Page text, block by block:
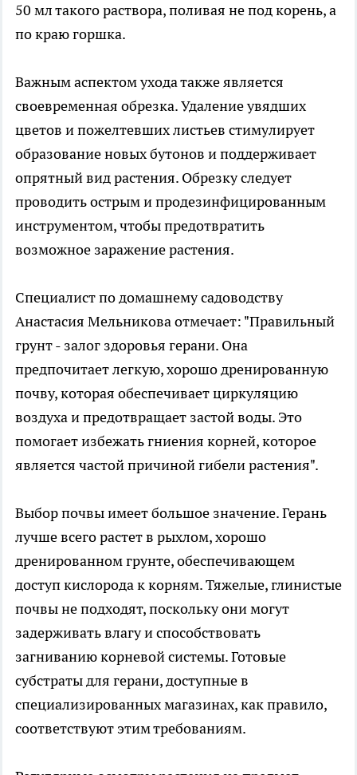
50 мл такого раствора, поливая не под корень, а
по краю горшка.
Важным аспектом ухода также является
своевременная обрезка. Удаление увядших
цветов и пожелтевших листьев стимулирует
образование новых бутонов и поддерживает
опрятный вид растения. Обрезку следует
проводить острым и продезинфицированным
инструментом, чтобы предотвратить
возможное заражение растения.
Специалист по домашнему садоводству
Анастасия Мельникова отмечает: "Правильный
грунт - залог здоровья герани. Она
предпочитает легкую, хорошо дренированную
почву, которая обеспечивает циркуляцию
воздуха и предотвращает застой воды. Это
помогает избежать гниения корней, которое
является частой причиной гибели растения".
Выбор почвы имеет большое значение. Герань
лучше всего растет в рыхлом, хорошо
дренированном грунте, обеспечивающем
доступ кислорода к корням. Тяжелые, глинистые
почвы не подходят, поскольку они могут
задерживать влагу и способствовать
загниванию корневой системы. Готовые
субстраты для герани, доступные в
специализированных магазинах, как правило,
соответствуют этим требованиям.